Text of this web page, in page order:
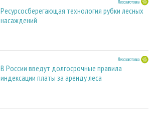
Лесозаготовка
Ресурсосберегающая технология рубки лесных
насаждений
Лесозаготовка
В России введут долгосрочные правила
индексации платы за аренду леса